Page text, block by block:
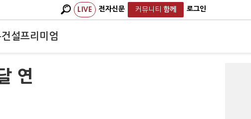
LIVE 전자신문 커뮤니티 함께 로그인
건설프리미엄
연